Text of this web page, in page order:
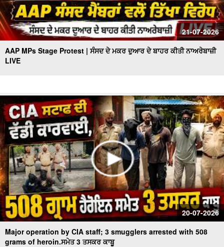
21-07-2026
AAP MPs Stage Protest | ਸੰਸਦ ਦੇ ਮਕਰ ਦੁਆਰ ਦੇ ਬਾਹਰ ਕੀਤੀ ਨਾਅਰੇਬਾਜ਼ੀ
LIVE
20-07-2026
Major operation by CIA staff; 3 smugglers arrested with 508
grams of heroin.ਸਮੇਤ 3 ਤਸਕਰ ਕਾਬੂ